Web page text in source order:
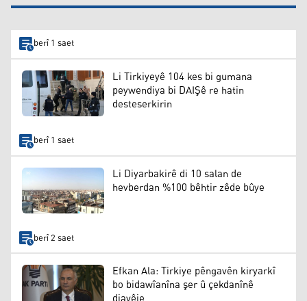
berî 1 saet
Li Tirkiyeyê 104 kes bi gumana
peywendiya bi DAIŞê re hatin
desteserkirin
berî 1 saet
Li Diyarbakirê di 10 salan de
hevberdan %100 bêhtir zêde bûye
berî 2 saet
Efkan Ala: Tirkiye pêngavên kiryarkî
bo bidawîanîna şer û çekdanînê